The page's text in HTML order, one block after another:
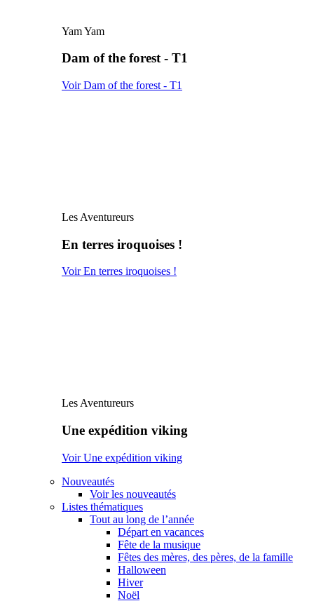
Yam Yam
Dam of the forest - T1
Voir Dam of the forest - T1
Les Aventureurs
En terres iroquoises !
Voir En terres iroquoises !
Les Aventureurs
Une expédition viking
Voir Une expédition viking
Nouveautés
Voir les nouveautés
Listes thématiques
Tout au long de l’année
Départ en vacances
Fête de la musique
Fêtes des mères, des pères, de la famille
Halloween
Hiver
Noël